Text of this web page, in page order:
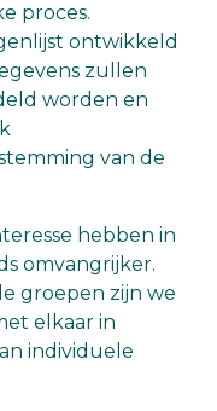
proces.
ontwikkeld
zullen
worden en
van de
hebben in
omvangrijker.
groepen zijn we
elkaar in
individuele